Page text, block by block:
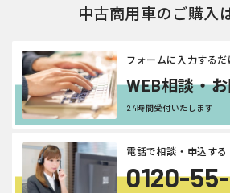
中古商用車のご購入
WEB相談・
フォームに入力するだ
24時間受付いたします
0120-55-
電話で相談・申込する